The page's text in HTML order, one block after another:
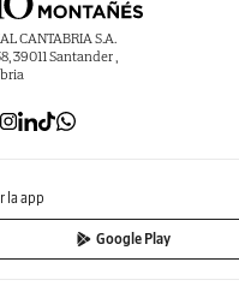
CANTABRIA S.A.
39011 Santander ,
la app
Google Play